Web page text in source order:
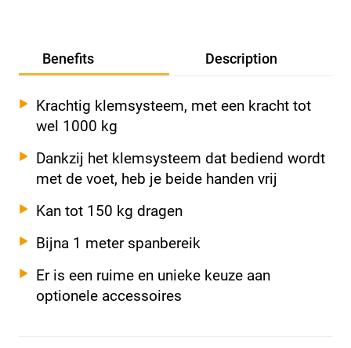
Benefits Description
Krachtig klemsysteem, met een kracht tot
wel 1000 kg
Dankzij het klemsysteem dat bediend wordt
met de voet, heb je beide handen vrij
Kan tot 150 kg dragen
Bijna 1 meter spanbereik
Er is een ruime en unieke keuze aan
optionele accessoires